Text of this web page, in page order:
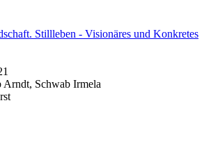
Stillleben - Visionäres und Konkretes
Arndt, Schwab Irmela